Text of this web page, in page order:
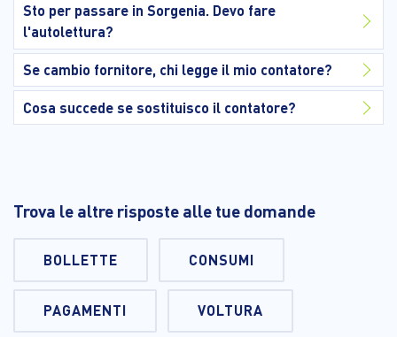
Sto per passare in Sorgenia. Devo fare
l'autolettura?
Se cambio fornitore, chi legge il mio contatore?
Cosa succede se sostituisco il contatore?
Trova le altre risposte alle tue domande
BOLLETTE CONSUMI
PAGAMENTI VOLTURA